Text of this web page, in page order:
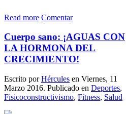
Read more Comentar
Cuerpo sano: ¡AGUAS CON
LA HORMONA DEL
CRECIMIENTO!
Escrito porHércules en Viernes, 11
Marzo 2016. Publicado en Deportes,
Fisicoconstructivismo, Fitness, Salud